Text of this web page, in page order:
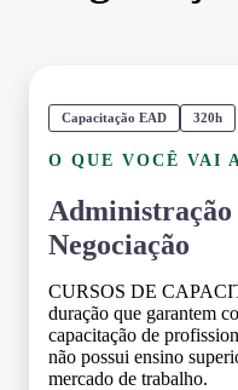
Capacitação EAD 320h
O QUE VOCÊ VAI
Administração
Negociação
CURSOS DE
duração que garantem
capacitação de
não possui ensino
mercado de trabalho.